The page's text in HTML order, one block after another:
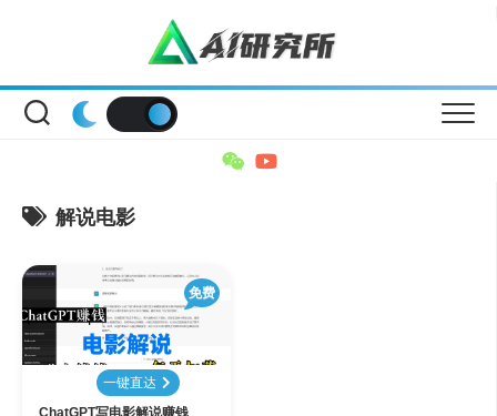
解说电影
免费
一键直达
ChatGPT写电影解说赚钱